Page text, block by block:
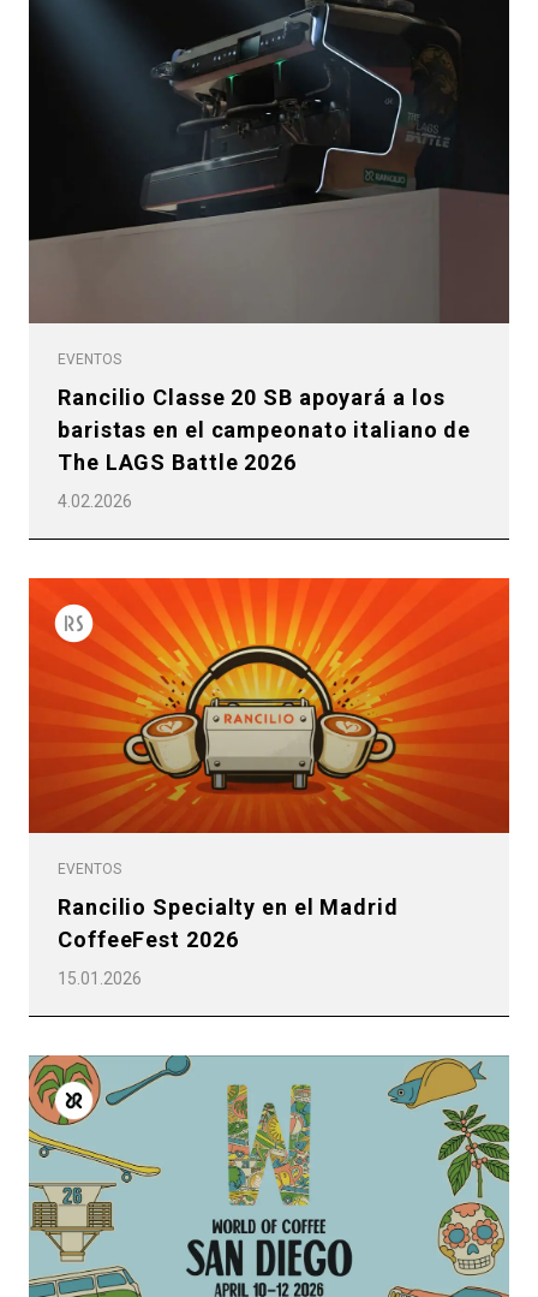
EVENTOS
Rancilio Classe 20 SB apoyará a los
baristas en el campeonato italiano de
The LAGS Battle 2026
4.02.2026
EVENTOS
Rancilio Specialty en el Madrid
CoffeeFest 2026
15.01.2026
Todos